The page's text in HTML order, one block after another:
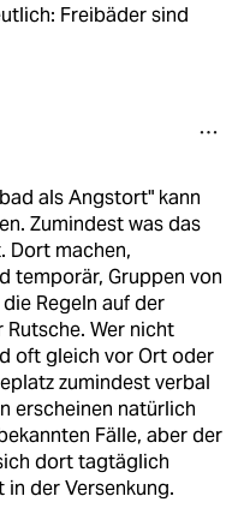
Freibäder sind
als Angstort" kann
Zumindest was das
Dort machen,
temporär, Gruppen von
Regeln auf der
Rutsche. Wer nicht
oft gleich vor Ort oder
zumindest verbal
erscheinen natürlich
Fälle, aber der
dort tagtäglich
der Versenkung.